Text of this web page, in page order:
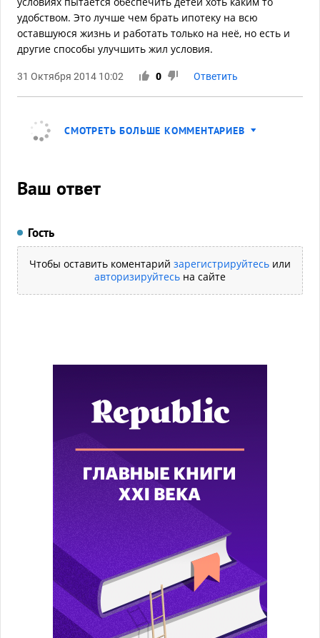
удобством. Это лучше чем брать ипотеку на всю
оставшуюся жизнь и работать только на неё, но есть и
другие способы улучшить жил условия.
31 Октября 2014 10:02 0 Ответить
СМОТРЕТЬ БОЛЬШЕ КОММЕНТАРИЕВ
Ваш ответ
Гость
Чтобы оставить коментарий зарегистрируйтесь или
авторизируйтесь на сайте